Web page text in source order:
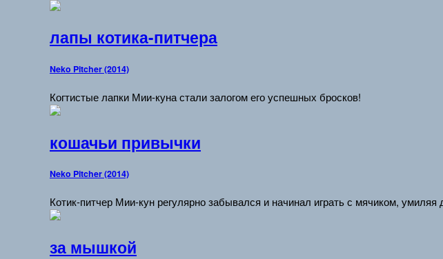
лапы котика-питчера
Neko Pitcher (2014)
Когтистые лапки Мии-куна стали залогом его успешных бросков!
кошачьи привычки
Neko Pitcher (2014)
Котик-питчер Мии-кун регулярно забывался и начинал играть с мячиком, умиляя
за мышкой